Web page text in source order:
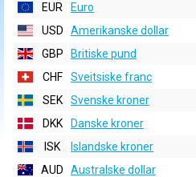
EUR
Euro
USD
Amerikanske dollar
GBP
Britiske pund
CHF
Sveitsiske franc
SEK
Svenske kroner
DKK
Danske kroner
ISK
Islandske kroner
AUD
Australske dollar